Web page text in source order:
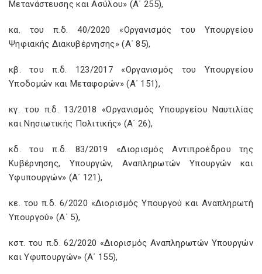
Μετανάστευσης και Ασύλου» (Α΄ 255),
κα. του π.δ. 40/2020 «Οργανισμός του Υπουργείου
Ψηφιακής Διακυβέρνησης» (Α΄ 85),
κβ. του π.δ. 123/2017 «Οργανισμός του Υπουργείου
Υποδομών και Μεταφορών» (Α΄ 151),
κγ. του π.δ. 13/2018 «Οργανισμός Υπουργείου Ναυτιλίας
και Νησιωτικής Πολιτικής» (Α΄ 26),
κδ. του π.δ. 83/2019 «Διορισμός Αντιπροέδρου της
Κυβέρνησης, Υπουργών, Αναπληρωτών Υπουργών και
Υφυπουργών» (Α΄ 121),
κε. του π.δ. 6/2020 «Διορισμός Υπουργού και Αναπληρωτή
Υπουργού» (Α΄ 5),
κστ. του π.δ. 62/2020 «Διορισμός Αναπληρωτών Υπουργών
και Υφυπουργών» (Α΄ 155),